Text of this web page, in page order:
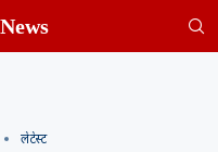
लेटेस्ट